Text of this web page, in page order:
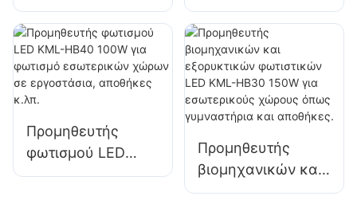
εξωτερικού χώρου
για τερματικούς
σταθμούς λιμένων
και αεροδρομίων
KML-FL2C 750W
εξωτερικού χώρου
για τερματικούς
σταθμούς λιμένων
και αεροδρομίων
KML-FL2C 1000W
LED με προβολείς
Προμηθευτής
φωτισμού LED
KML-HB40 100W
Προμηθευτής
βιομηχανικών και
εξορυκτικών